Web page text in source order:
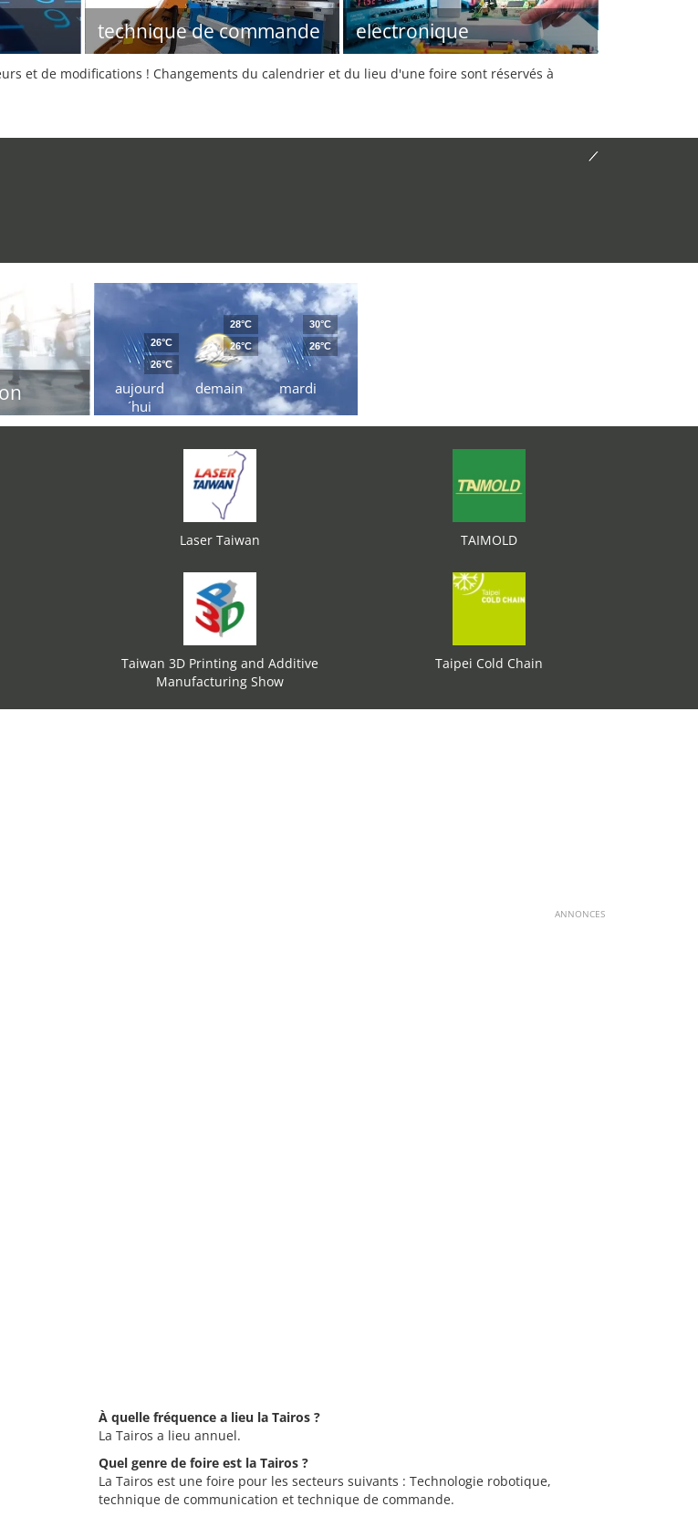
technique de commande electronique
et de modifications ! Changements du calendrier et du lieu d'une foire sont réservés à
aujourd
´hui
26°C
26°C
demain
28°C
26°C
mardi
30°C
26°C
Laser Taiwan TAIMOLD
Taiwan 3D Printing and Additive
Manufacturing Show
Taipei Cold Chain
ANNONCES
À quelle fréquence a lieu la Tairos ?
La Tairos a lieu annuel.
Quel genre de foire est la Tairos ?
La Tairos est une foire pour les secteurs suivants : Technologie robotique,
technique de communication et technique de commande.